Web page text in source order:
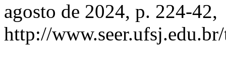
agosto de 2024, p. 224-42,
http://